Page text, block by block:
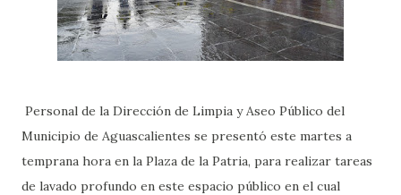
Personal de la Dirección de Limpia y Aseo Público del
Municipio de Aguascalientes se presentó este martes a
temprana hora en la Plaza de la Patria, para realizar tareas
de lavado profundo en este espacio público en el cual